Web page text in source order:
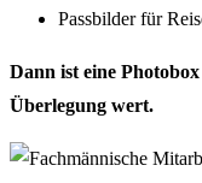
Passbilder für
Dann ist eine
Überlegung wert.